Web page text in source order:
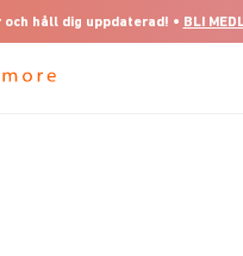
håll dig uppdaterad! • BLI